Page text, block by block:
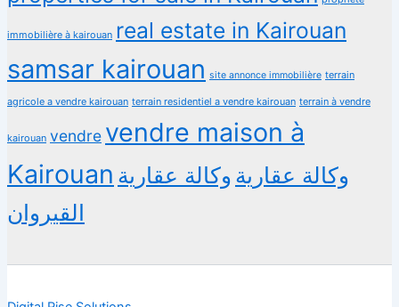
immobilière à kairouan real estate in Kairouan
samsar kairouan site annonce immobilière terrain
agricole a vendre kairouan terrain residentiel a vendre kairouan terrain à vendre
kairouan vendre vendre maison à
Kairouan
وكالة عقارية وكالة عقارية
القيروان